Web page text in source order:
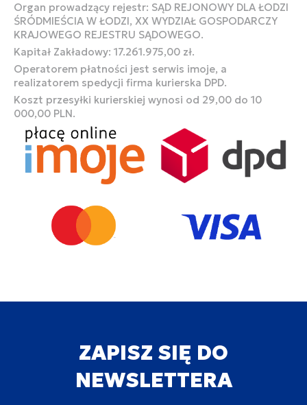
Organ prowadzący rejestr: SĄD REJONOWY DLA ŁODZI
ŚRÓDMIEŚCIA W ŁODZI, XX WYDZIAŁ GOSPODARCZY
KRAJOWEGO REJESTRU SĄDOWEGO.
Kapitał Zakładowy: 17.261.975,00 zł.
Operatorem płatności jest serwis imoje, a
realizatorem spedycji firma kurierska DPD.
Koszt przesyłki kurierskiej wynosi od 29,00 do 10
000,00 PLN.
ZAPISZ SIĘ DO
NEWSLETTERA